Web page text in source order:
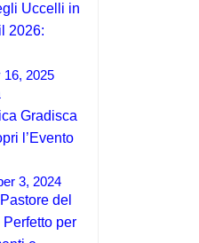
Uccelli in
2026:
16, 2025
Gradisca
l’Evento
3, 2024
del
Perfetto per